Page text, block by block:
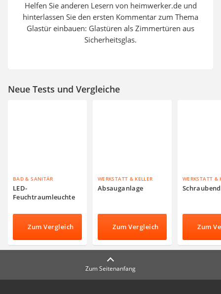
Helfen Sie anderen Lesern von heimwerker.de und
hinterlassen Sie den ersten Kommentar zum Thema
Glastür einbauen: Glastüren als Zimmertüren aus
Sicherheitsglas.
Neue Tests und Vergleiche
BAD & SANITÄR
LED-
Feuchtraumleuchte
Zum Vergleich
WERKSTATT & KELLER
Absauganlage
Zum Vergleich
WERKSTATT &
Zum
Zum Seitenanfang